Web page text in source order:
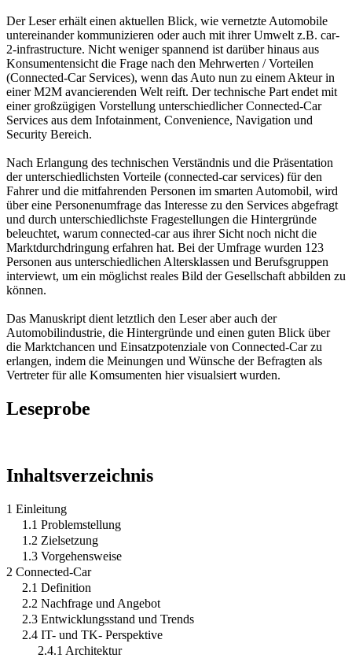
Der Leser erhält einen aktuellen Blick, wie vernetzte Automobile
untereinander kommunizieren oder auch mit ihrer Umwelt z.B. car-
2-infrastructure. Nicht weniger spannend ist darüber hinaus aus
Konsumentensicht die Frage nach den Mehrwerten / Vorteilen
(Connected-Car Services), wenn das Auto nun zu einem Akteur in
einer M2M avancierenden Welt reift. Der technische Part endet mit
einer großzügigen Vorstellung unterschiedlicher Connected-Car
Services aus dem Infotainment, Convenience, Navigation und
Security Bereich.
Nach Erlangung des technischen Verständnis und die Präsentation
der unterschiedlichsten Vorteile (connected-car services) für den
Fahrer und die mitfahrenden Personen im smarten Automobil, wird
über eine Personenumfrage das Interesse zu den Services abgefragt
und durch unterschiedlichste Fragestellungen die Hintergründe
beleuchtet, warum connected-car aus ihrer Sicht noch nicht die
Marktdurchdringung erfahren hat. Bei der Umfrage wurden 123
Personen aus unterschiedlichen Altersklassen und Berufsgruppen
interviewt, um ein möglichst reales Bild der Gesellschaft abbilden zu
können.
Das Manuskript dient letztlich den Leser aber auch der
Automobilindustrie, die Hintergründe und einen guten Blick über
die Marktchancen und Einsatzpotenziale von Connected-Car zu
erlangen, indem die Meinungen und Wünsche der Befragten als
Vertreter für alle Komsumenten hier visualsiert wurden.
Leseprobe
Inhaltsverzeichnis
1 Einleitung
1.1 Problemstellung
1.2 Zielsetzung
1.3 Vorgehensweise
2 Connected-Car
2.1 Definition
2.2 Nachfrage und Angebot
2.3 Entwicklungsstand und Trends
2.4 IT- und TK- Perspektive
2.4.1 Architektur